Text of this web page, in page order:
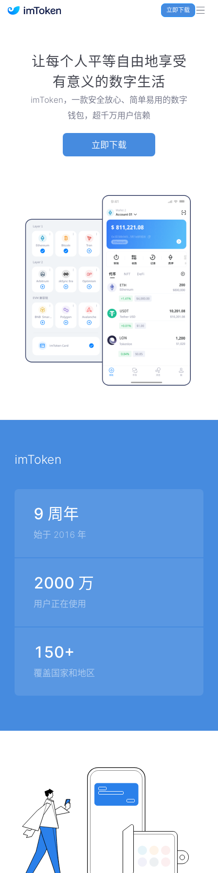
立即下载
imToken 官网｜联合TRX空投大礼包
让每个人平等自由地享受
有意义的数字生活
imToken，一款安全放心、简单易用的数字
钱包，超千万用户信赖
立即下载
imToken
9 周年
始于 2016 年
2000 万
用户正在使用
150+
覆盖国家和地区